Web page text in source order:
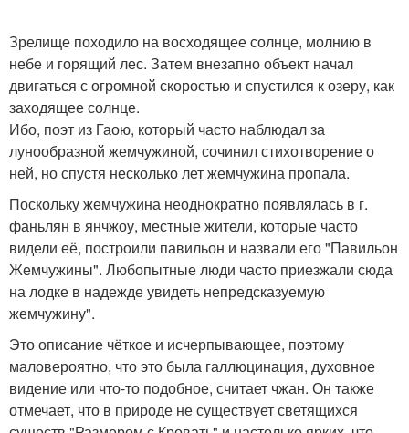
Зрелище походило на восходящее солнце, молнию в
небе и горящий лес. Затем внезапно объект начал
двигаться с огромной скоростью и спустился к озеру, как
заходящее солнце.
Ибо, поэт из Гаою, который часто наблюдал за
лунообразной жемчужиной, сочинил стихотворение о
ней, но спустя несколько лет жемчужина пропала.
Поскольку жемчужина неоднократно появлялась в г.
фаньлян в янчжоу, местные жители, которые часто
видели её, построили павильон и назвали его "Павильон
Жемчужины". Любопытные люди часто приезжали сюда
на лодке в надежде увидеть непредсказуемую
жемчужину".
Это описание чёткое и исчерпывающее, поэтому
маловероятно, что это была галлюцинация, духовное
видение или что-то подобное, считает чжан. Он также
отмечает, что в природе не существует светящихся